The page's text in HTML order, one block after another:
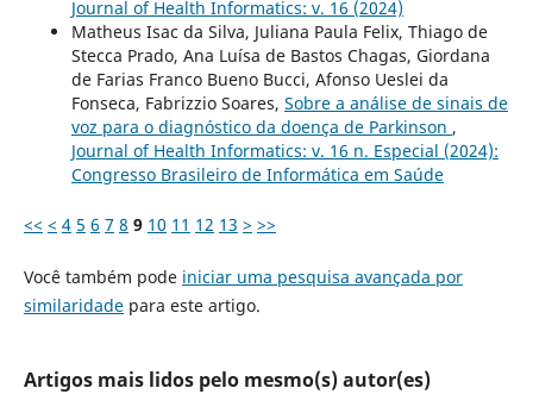
Journal of Health Informatics: v. 16 (2024)
Matheus Isac da Silva, Juliana Paula Felix, Thiago de
Stecca Prado, Ana Luísa de Bastos Chagas, Giordana
de Farias Franco Bueno Bucci, Afonso Ueslei da
Fonseca, Fabrizzio Soares, Sobre a análise de sinais de
voz para o diagnóstico da doença de Parkinson ,
Journal of Health Informatics: v. 16 n. Especial (2024):
Congresso Brasileiro de Informática em Saúde
<< < 4 5 6 7 8 9 10 11 12 13 > >>
Você também pode iniciar uma pesquisa avançada por
similaridadepara este artigo.
Artigos mais lidos pelo mesmo(s) autor(es)